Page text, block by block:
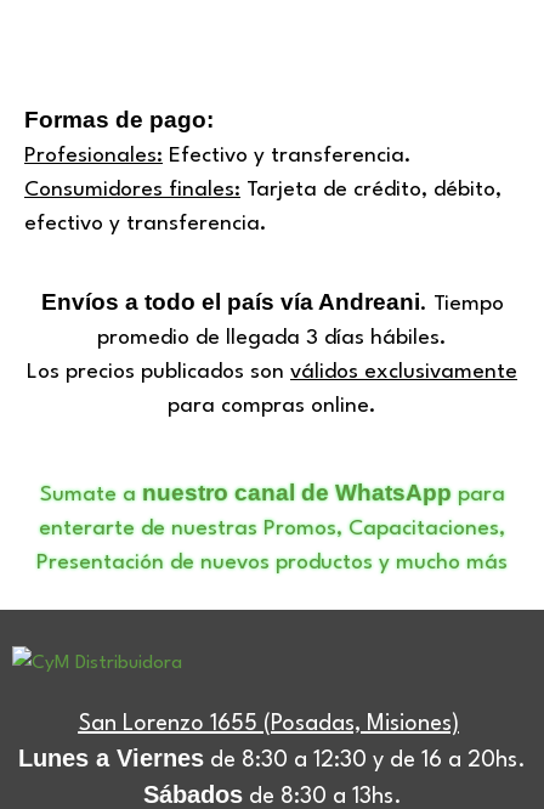
Formas de pago:
Profesionales: Efectivo y transferencia.
Consumidores finales: Tarjeta de crédito, débito,
efectivo y transferencia.
Envíos a todo el país vía Andreani. Tiempo
promedio de llegada 3 días hábiles.
Los precios publicados son válidos exclusivamente
para compras online.
Sumate a nuestro canal de WhatsApppara
enterarte de nuestras Promos, Capacitaciones,
Presentación de nuevos productos y mucho más
San Lorenzo 1655 (Posadas, Misiones)
Lunes a Viernes de 8:30 a 12:30 y de 16 a 20hs.
Sábadosde 8:30 a 13hs.